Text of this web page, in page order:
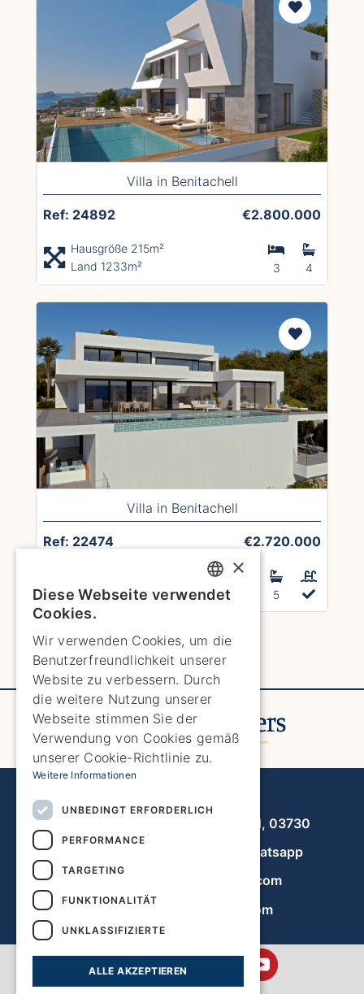
Villa in Benitachell
Ref: 24892 €2.800.000
Hausgröße 215m²
Land 1233m²
3 4
Villa in Benitachell
Ref: 22474 €2.720.000
Land 1087m²
5
Avenida de la Libertad 19, local 11, 03730
Whatsapp
info@javeahomefinders.com
de.javeahomefinders.com
ENGLISH
ENGLISH
SPANISH
GERMAN
FRENCH
DUTCH
×
Diese Webseite verwendet
Cookies.
Wir verwenden Cookies, um die
Benutzerfreundlichkeit unserer
Website zu verbessern. Durch
die weitere Nutzung unserer
Webseite stimmen Sie der
Verwendung von Cookies gemäß
unserer Cookie-Richtlinie zu.
Weitere Informationen
UNBEDINGT ERFORDERLICH
PERFORMANCE
TARGETING
FUNKTIONALITÄT
UNKLASSIFIZIERTE
ALLE AKZEPTIEREN